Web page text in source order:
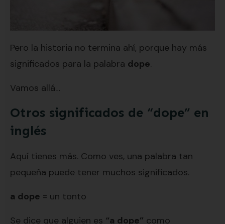
Pero la historia no termina ahí, porque hay más
significados para la palabra dope.
Vamos allá…
Otros significados de “dope” en
inglés
Aquí tienes más. Como ves, una palabra tan
pequeña puede tener muchos significados.
a dope = un tonto
Se dice que alguien es “a dope” como